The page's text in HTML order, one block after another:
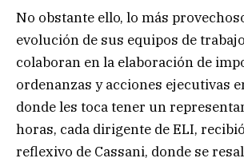
No obstante ello, lo más
evolución de sus equipos de
colaboran en la elaboración de
ordenanzas y acciones ejecutivas
donde les toca tener un
horas, cada dirigente de ELI,
reflexivo de Cassani, donde se